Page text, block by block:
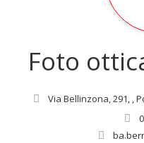
Foto
Via Bellinzona, 291, ,